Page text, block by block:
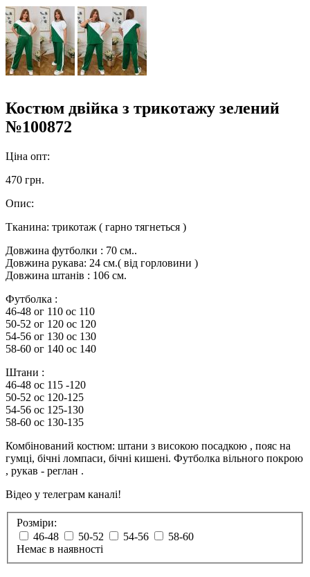
Костюм двійка з трикотажу зелений
№100872
Ціна опт:
470 грн.
Опис:
Тканина: трикотаж ( гарно тягнеться )
Довжина футболки : 70 см..
Довжина рукава: 24 см.( від горловини )
Довжина штанів : 106 см.
Футболка :
46-48 ог 110 ос 110
50-52 ог 120 ос 120
54-56 ог 130 ос 130
58-60 ог 140 ос 140
Штани :
46-48 ос 115 -120
50-52 ос 120-125
54-56 ос 125-130
58-60 ос 130-135
Комбінований костюм: штани з високою посадкою , пояс на
гумці, бічні ломпаси, бічні кишені. Футболка вільного покрою
, рукав - реглан .
Відео у телеграм каналі!
Розміри:
46-48
50-52 54-56
58-60
Немає в наявності